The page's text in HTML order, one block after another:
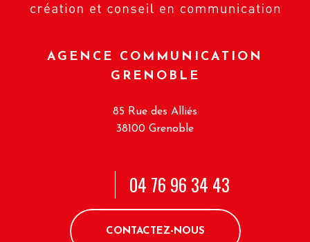
AGENCE COMMUNICATION
GRENOBLE
85 Rue des Alliés
38100 Grenoble
04 76 96 34 43
CONTACTEZ-NOUS